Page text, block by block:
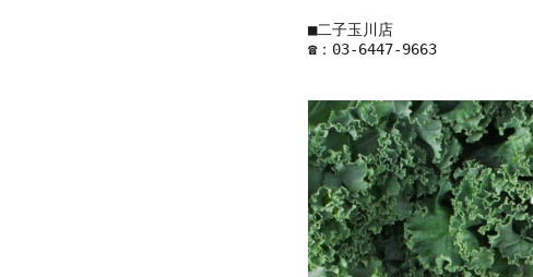
■二子玉川店
☎︎： 03-6447-9663